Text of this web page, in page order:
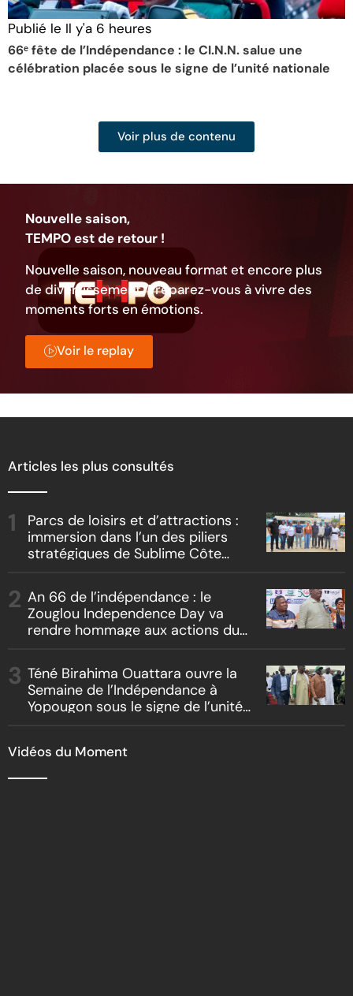
Publié le Il y'a 6 heures
66ᵉ fête de l’Indépendance : le CI.N.N. salue une
célébration placée sous le signe de l’unité nationale
Voir plus de contenu
Nouvelle saison,
TEMPO est de retour !
Nouvelle saison, nouveau format et encore plus
de divertissement. Préparez-vous à vivre des
moments forts en émotions.
Voir le replay
Articles les plus consultés
Parcs de loisirs et d’attractions :
immersion dans l’un des piliers
stratégiques de Sublime Côte
An 66 de l’indépendance : le
Zouglou Independence Day va
rendre hommage aux actions du
clash culturel Akyé vs Abbey
Téné Birahima Ouattara ouvre la
Semaine de l’Indépendance à
Yopougon sous le signe de l’unité
Vidéos du Moment